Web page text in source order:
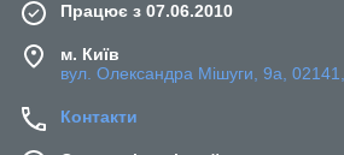
Працює з 07.06.2010
м. Київ
вул. Олександра Мішуги, 9а, 02141,
Контакти